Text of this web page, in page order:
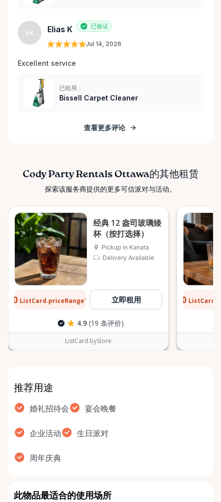
EK Elias K 已验证
Jul 14, 2026
Excellent service
已租用：
Bissell Carpet Cleaner
查看更多评论
Cody Party Rentals Ottawa的其他租赁
探索该服务商提供的更多可信派对与活动。
经典 12 盎司玻璃矮
杯（按打选择）
Pickup in Kanata
Delivery Available
ListCard.priceRangeTo 立即租用
4.9 (19 条评价)
ListCard.byStore
$0.10
推荐用途
婚礼招待会 宴会晚餐
企业活动 生日派对
周年庆典
此物品最适合的使用场所